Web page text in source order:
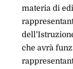
materia di
che avrà